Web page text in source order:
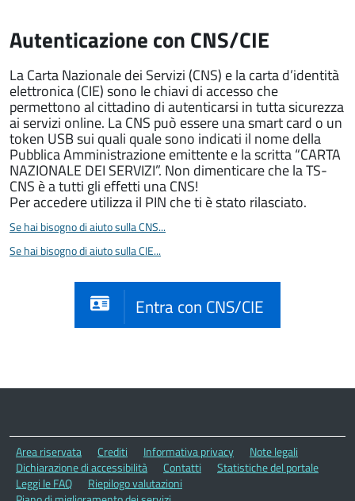
Autenticazione con CNS/CIE
La Carta Nazionale dei Servizi (CNS) e la carta d’identità
elettronica (CIE) sono le chiavi di accesso che
permettono al cittadino di autenticarsi in tutta sicurezza
ai servizi online. La CNS può essere una smart card o un
token USB sui quali quale sono indicati il nome della
Pubblica Amministrazione emittente e la scritta “CARTA
NAZIONALE DEI SERVIZI”. Non dimenticare che la TS-
CNS è a tutti gli effetti una CNS!
Per accedere utilizza il PIN che ti è stato rilasciato.
Se hai bisogno di aiuto sulla CNS...
Se hai bisogno di aiuto sulla CIE...
Entra con CNS/CIE
Area riservata Crediti Informativa privacy
Note legali
Dichiarazione di accessibilità
Contatti
Statistiche del portale
Leggi le FAQ
Riepilogo valutazioni